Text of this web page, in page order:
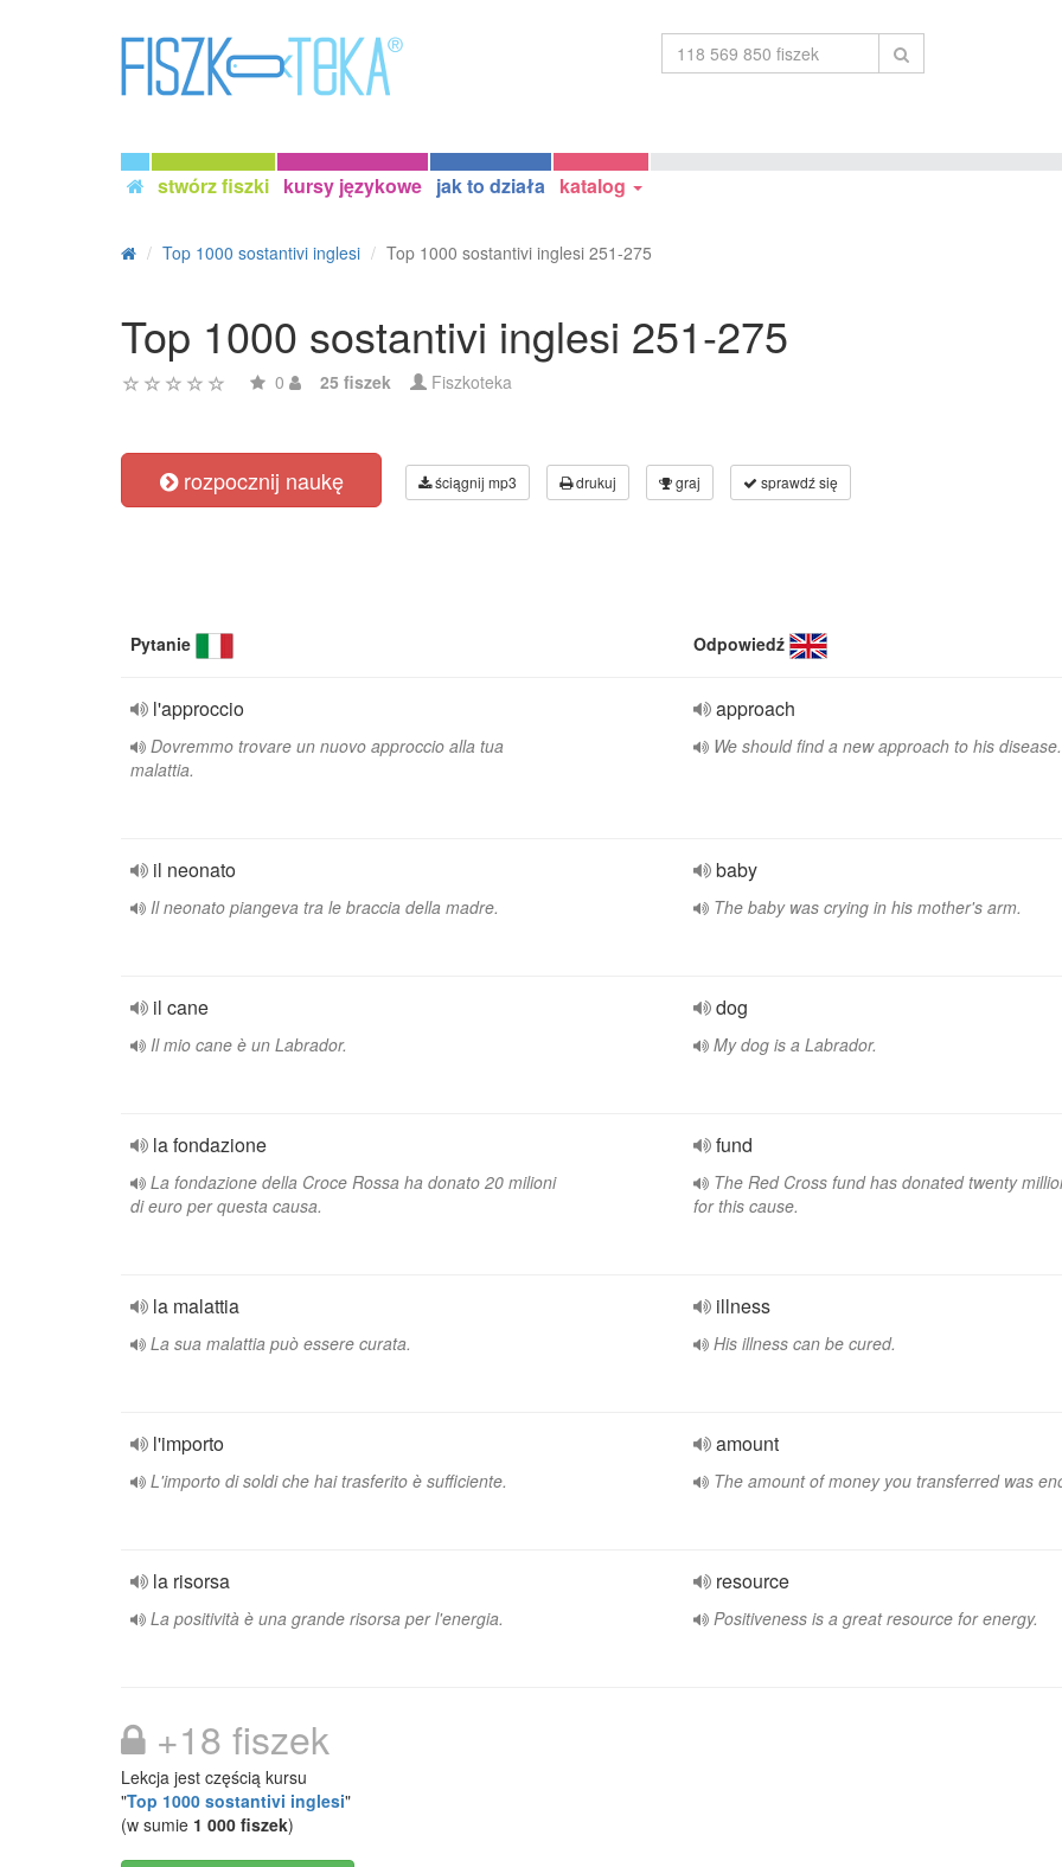
stwórz fiszki kursy językowe jak to działa katalog
Top 1000 sostantivi inglesi Top 1000 sostantivi inglesi 251-275
Top 1000 sostantivi inglesi 251-275
0 25 fiszek Fiszkoteka
rozpocznij naukę ściągnij mp3 drukuj graj sprawdź się
Pytanie Odpowiedź
l'approccio
Dovremmo trovare un nuovo approccio alla tua
malattia.
approach
We should find a new approach to his disease.
il neonato
Il neonato piangeva tra le braccia della madre.
baby
The baby was crying in his mother's arm.
il cane
Il mio cane è un Labrador.
dog
My dog is a Labrador.
la fondazione
La fondazione della Croce Rossa ha donato 20 milioni
di euro per questa causa.
fund
The Red Cross fund has donated twenty
for this cause.
la malattia
La sua malattia può essere curata.
illness
His illness can be cured.
l'importo
L'importo di soldi che hai trasferito è sufficiente.
amount
The amount of money you transferred was
la risorsa
La positività è una grande risorsa per l'energia.
resource
Positiveness is a great resource for energy.
+18 fiszek
Lekcja jest częścią kursu
"Top 1000 sostantivi inglesi"
(w sumie 1 000 fiszek)